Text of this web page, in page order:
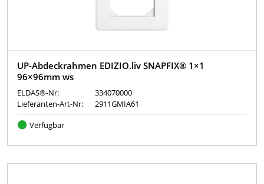
UP-Abdeckrahmen EDIZIO.liv SNAPFIX® 1×1
96×96mm ws
ELDAS®-Nr:
334070000
Lieferanten-Art-Nr:
2911GMIA61
Verfügbar